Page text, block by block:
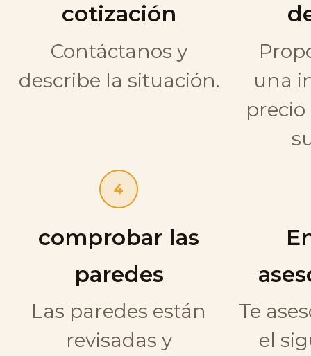
cotización
Contáctanos y
describe la situación.
una
4
comprobar las
paredes
Las paredes están
revisadas y
Te
el